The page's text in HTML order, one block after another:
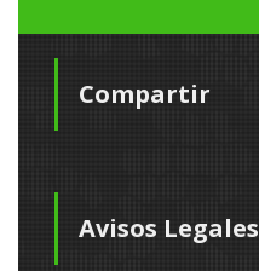
Compartir
Avisos Legales